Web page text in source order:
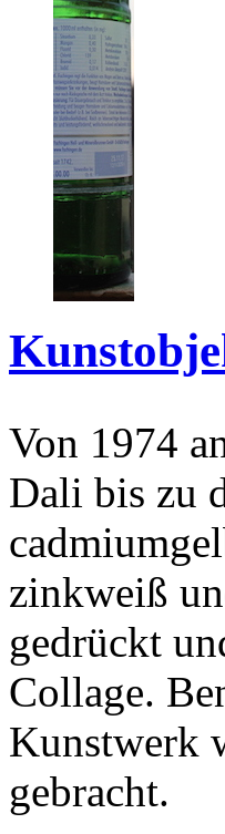
Von 1974
Dali bis zu
zinkweiß
gedrückt
Collage.
Kunstwerk
gebracht.